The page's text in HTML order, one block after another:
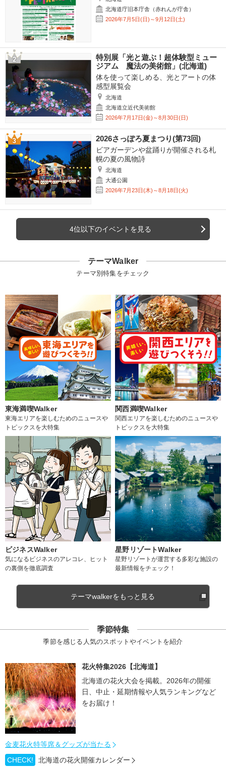
北海道庁旧本庁舎（赤れんが庁舎）
2026年7月5日(日)～9月12日(土)
特別展「光と遊ぶ！超体験型ミュー
ジアム 魔法の美術館」(北海道)
体を使って楽しめる、光とアートの体
感型展覧会
北海道
北海道立近代美術館
2026年7月17日(金)～8月30日(日)
2026さっぽろ夏まつり(第73回)
ビアガーデンや盆踊りが開催される札
幌の夏の風物詩
北海道
大通公園
2026年7月23日(木)～8月18日(火)
4位以下のイベントを見る
テーマWalker
テーマ別特集をチェック
東海満喫Walker
東海エリアを楽しむためのニュースや
トピックスを大特集
関西満喫Walker
関西エリアを楽しむためのニュースや
トピックスを大特集
ビジネスWalker
気になるビジネスのアレコレ、ヒット
の裏側を徹底調査
星野リゾートWalker
星野リゾートが運営する多彩な施設の
最新情報をチェック！
テーマwalkerをもっと見る
季節特集
季節を感じる人気のスポットやイベントを紹介
花火特集2026【北海道】
北海道の花火大会を掲載。2026年の開催
日、中止・延期情報や人気ランキングなど
をお届け！
金麦花火特等席＆グッズが当たる
CHECK!
北海道の花火開催カレンダー